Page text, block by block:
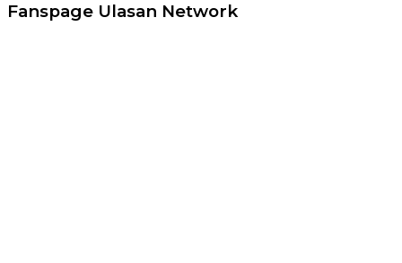
Fanspage Ulasan Network